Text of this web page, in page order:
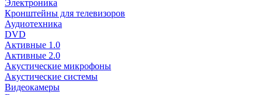
Электроника
Кронштейны для телевизоров
Аудиотехника
DVD
Активные 1.0
Активные 2.0
Акустические микрофоны
Акустические системы
Видеокамеры